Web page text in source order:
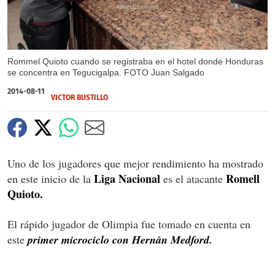
Rommel Quioto cuando se registraba en el hotel donde Honduras
se concentra en Tegucigalpa. FOTO Juan Salgado
X
2014-08-11
VICTOR BUSTILLO
Uno de los jugadores que mejor rendimiento ha mostrado
en este inicio de la Liga Nacional es el atacante Romell
Quioto.
El rápido jugador de Olimpia fue tomado en cuenta en
este primer microciclo con Hernán Medford.